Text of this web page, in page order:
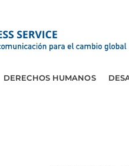
DERECHOS HUMANOS